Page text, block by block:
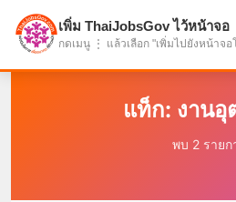
แบ่งปันโอกาส เพื่ออนาคตที่ก้าว
แท็ก: งานอุ
พบ 2 รายก
เพิ่ม ThaiJobsGov ไว้หน้าจอ
กดเมนู ⋮ แล้วเลือก "เพิ่มไปยังหน้าจอ